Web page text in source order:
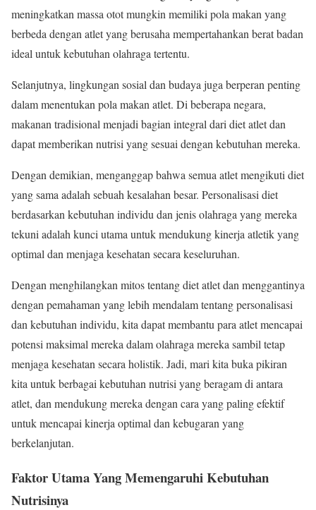
meningkatkan massa otot mungkin memiliki pola makan yang
berbeda dengan atlet yang berusaha mempertahankan berat badan
ideal untuk kebutuhan olahraga tertentu.
Selanjutnya, lingkungan sosial dan budaya juga berperan penting
dalam menentukan pola makan atlet. Di beberapa negara,
makanan tradisional menjadi bagian integral dari diet atlet dan
dapat memberikan nutrisi yang sesuai dengan kebutuhan mereka.
Dengan demikian, menganggap bahwa semua atlet mengikuti diet
yang sama adalah sebuah kesalahan besar. Personalisasi diet
berdasarkan kebutuhan individu dan jenis olahraga yang mereka
tekuni adalah kunci utama untuk mendukung kinerja atletik yang
optimal dan menjaga kesehatan secara keseluruhan.
Dengan menghilangkan mitos tentang diet atlet dan menggantinya
dengan pemahaman yang lebih mendalam tentang personalisasi
dan kebutuhan individu, kita dapat membantu para atlet mencapai
potensi maksimal mereka dalam olahraga mereka sambil tetap
menjaga kesehatan secara holistik. Jadi, mari kita buka pikiran
kita untuk berbagai kebutuhan nutrisi yang beragam di antara
atlet, dan mendukung mereka dengan cara yang paling efektif
untuk mencapai kinerja optimal dan kebugaran yang
berkelanjutan.
Faktor Utama Yang Memengaruhi Kebutuhan
Nutrisinya